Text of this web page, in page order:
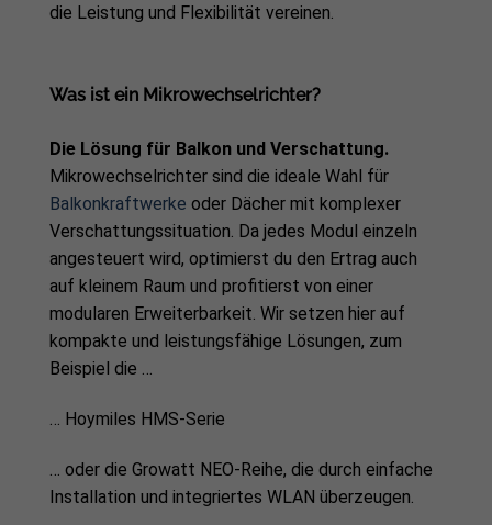
die Leistung und Flexibilität vereinen.
Was ist ein Mikrowechselrichter?
Die Lösung für Balkon und Verschattung.
Mikrowechselrichter sind die ideale Wahl für
Balkonkraftwerke oder Dächer mit komplexer
Verschattungssituation. Da jedes Modul einzeln
angesteuert wird, optimierst du den Ertrag auch
auf kleinem Raum und profitierst von einer
modularen Erweiterbarkeit. Wir setzen hier auf
kompakte und leistungsfähige Lösungen, zum
Beispiel die …
… Hoymiles HMS-Serie
… oder die Growatt NEO-Reihe, die durch einfache
Installation und integriertes WLAN überzeugen.